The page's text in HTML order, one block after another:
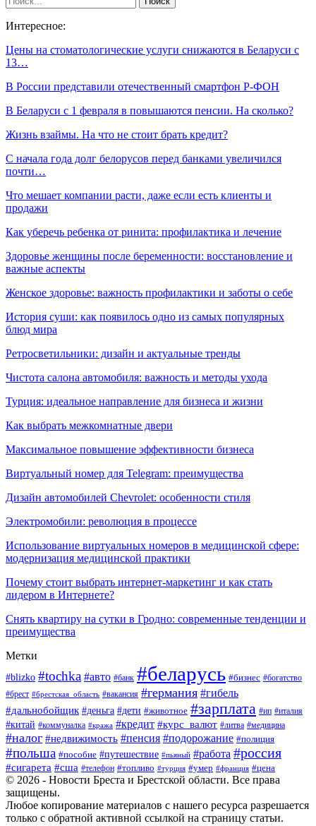
Интересное:
Цены на стоматологические услуги снижаются в Беларуси с
13…
В России представили отечественный смартфон Р-ФОН
В Беларуси с 1 февраля в повышаются пенсии. На сколько?
Жизнь взаймы. На что не стоит брать кредит?
С начала года долг белорусов перед банками увеличился
почти…
Что мешает компании расти, даже если есть клиенты и
продажи
Как уберечь ребенка от ринита: профилактика и лечение
Здоровье женщины после беременности: восстановление и
важные аспекты
Женское здоровье: важность профилактики и заботы о себе
История суши: как появилось одно из самых популярных
блюд мира
Ретросветильники: дизайн и актуальные тренды
Чистота салона автомобиля: важность и методы ухода
Турция: идеальное направление для бизнеса и жизни
Как выбрать межкомнатные двери
Максимальное повышение эффективности бизнеса
Виртуальный номер для Telegram: преимущества
Дизайн автомобилей Chevrolet: особенности стиля
Электромобили: революция в процессе
Использование виртуальных номеров в медицинской сфере:
модернизация медицинской практики
Почему стоит выбрать интернет-маркетинг и как стать
лидером в Интернете?
Снять квартиру на сутки в Гродно: современные тенденции и
преимущества
Метки
#blizko #tochka #авто #банк #беларусь #бизнес #богатство
#брест #брестская_область #вакансия #германия #гибель
#дальнобойщик #деньга #дети #животное #зарплата #ип #италия
#китай #коммуналка #кража #кредит #курс_валют #литва #медицина
#налог #недвижимость #пенсия #подорожание #полиция
#польша #пособие #путешествие #пьяный #работа #россия
#сигарета #сша #телефон #топливо #турция #умер #франция #цена
© 2026 - Новости Бреста и Брестской области. Все права
защищены.
Любое копирование материалов с нашего ресурса разрешается
только с обратной активной ссылкой на страницу статьи.